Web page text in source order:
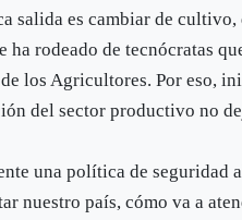
es cambiar de cultivo,
ha rodeado de tecnócratas
los Agricultores. Por eso,
del sector productivo no
una política de seguridad
nuestro país, cómo va a